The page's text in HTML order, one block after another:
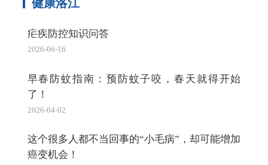
健康洛江
疟疾防控知识问答
2026-06-16
早春防蚊指南：预防蚊子咬，春天就得开始
了！
2026-04-02
这个很多人都不当回事的“小毛病”，却可能增加
癌变机会！